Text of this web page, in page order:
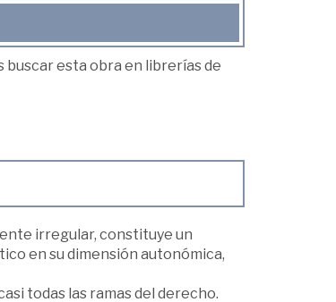
buscar esta obra en librerías de
irregular, constituye un
en su dimensión autonómica,
todas las ramas del derecho.